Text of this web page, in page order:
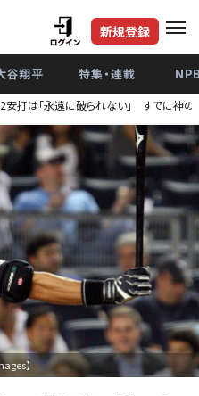
新規登録
谷翔平 特集・連載
安打は「永遠に破られない」 すでに神
】